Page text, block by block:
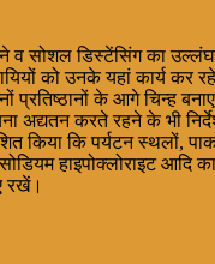
व सोशल डिस्टेंसिंग का
को उनके यहां कार्य
के आगे चिन्ह
करते रहने के भी
किया कि पर्यटन स्थलों,
हाइपोक्लोराइट आदि
रखें।